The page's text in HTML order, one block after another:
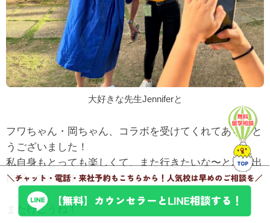
大好きな先生Jenniferと
フワちゃん・岡ちゃん、コラボを受けてくれてありがと
うございました！
私自身もとっても楽しくて、また行きたいな〜と思い出
に浸っています。
また行こうね！